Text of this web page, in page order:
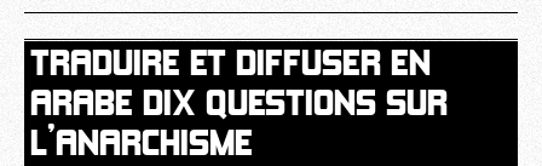
TRADUIRE ET DIFFUSER EN
ARABE DIX QUESTIONS SUR
L’ANARCHISME